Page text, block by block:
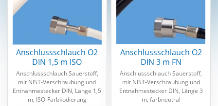
MEDAP
Zubehör
Anschlussschlauch O2
DIN 1,5 m ISO
Anschlussschlauch Sauerstoff,
mit NIST-Verschraubung und
Entnahmestecker DIN, Länge 1,5
m, ISO-Farbkodierung
Anschlussschlauch O2
DIN 3 m FN
Anschlussschlauch Sauerstoff,
mit NIST-Verschraubung und
Entnahmestecker DIN, Länge 3
m, farbneutral